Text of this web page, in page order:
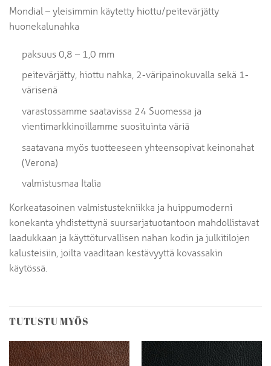
Mondial – yleisimmin käytetty hiottu/peitevärjätty
huonekalunahka
paksuus 0,8 – 1,0 mm
peitevärjätty, hiottu nahka, 2-väripainokuvalla sekä 1-
värisenä
varastossamme saatavissa 24 Suomessa ja
vientimarkkinoillamme suosituinta väriä
saatavana myös tuotteeseen yhteensopivat keinonahat
(Verona)
valmistusmaa Italia
Korkeatasoinen valmistustekniikka ja huippumoderni
konekanta yhdistettynä suursarjatuotantoon mahdollistavat
laadukkaan ja käyttöturvallisen nahan kodin ja julkitilojen
kalusteisiin, joilta vaaditaan kestävyyttä kovassakin
käytössä.
TUTUSTU MYÖS